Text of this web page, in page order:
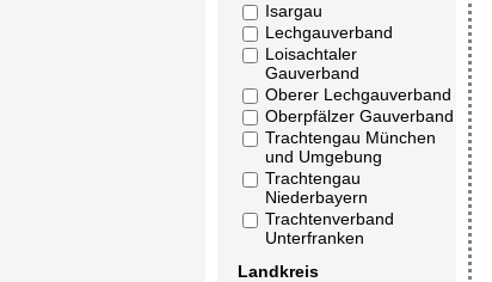
Isargau
Lechgauverband
Loisachtaler
Gauverband
Oberer Lechgauverband
Oberpfälzer Gauverband
Trachtengau München
und Umgebung
Trachtengau
Niederbayern
Trachtenverband
Unterfranken
Landkreis